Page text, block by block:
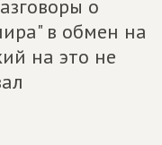
о
в обмен на
на это не